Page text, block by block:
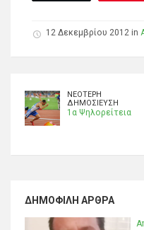
12 Δεκεμβρίου 2012 in
ΝΕΌΤΕΡΗ
ΔΗΜΟΣΊΕΥΣΗ
1α Ψηλορείτεια
ΔΗΜΟΦΙΛΉ ΆΡΘΡΑ